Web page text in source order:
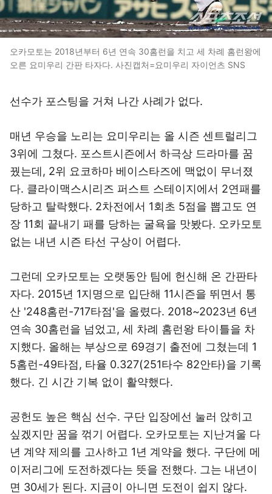
오카모토는 2018년부터 6년 연속 30홈런을 치고 세 차례 홈런왕에
오른 요미우리 간판 타자다. 사진캡처=요미우리 자이언츠 SNS
선수가 포스팅을 거쳐 나간 사례가 없다.
매년 우승을 노리는 요미우리는 올 시즌 센트럴리그
3위에 그쳤다. 포스트시즌에서 하극상 드라마를 꿈
꿨는데, 2위 요코하마 베이스타즈에 맥없이 무너졌
다. 클라이맥스시리즈 퍼스트 스테이지에서 2연패를
당하고 탈락했다. 2차전에서 1회초 5점을 뽑고도 연
장 11회 끝내기 패를 당하는 굴욕을 맛봤다. 오카모토
없는 내년 시즌 타선 구상이 어렵다.
그런데 오카모토는 오랫동안 팀에 헌신해 온 간판타
자다. 2015년 1지명으로 입단해 11시즌을 뛰면서 통
산 '248홈런-717타점'을 올렸다. 2018~2023년 6년
연속 30홈런을 넘었고, 세 차례 홈런왕 타이틀을 차
지했다. 올해는 부상으로 69경기 출전에 그쳤는데 1
5홈런-49타점, 타율 0.327(251타수 82안타)을 기록
했다. 긴 시간 기복 없이 활약했다.
공헌도 높은 핵심 선수. 구단 입장에선 눌러 앉히고
싶겠지만 꿈을 꺾기 어렵다. 오카모토는 지난겨울 다
년 계약 제의를 고사하고 1년 계약을 했다. 구단에 메
이저리그에 도전하겠다는 뜻을 전했다. 그는 내년이
면 30세가 된다. 지금이 아니면 도전이 쉽지 않다.